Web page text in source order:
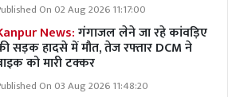
On 02 Aug 2026 11:17:00
News:गंगाजल लेने जा रहे कांवड़िए
सड़क हादसे में मौत, तेज रफ्तार DCM ने
को मारी टक्कर
On 03 Aug 2026 11:48:20